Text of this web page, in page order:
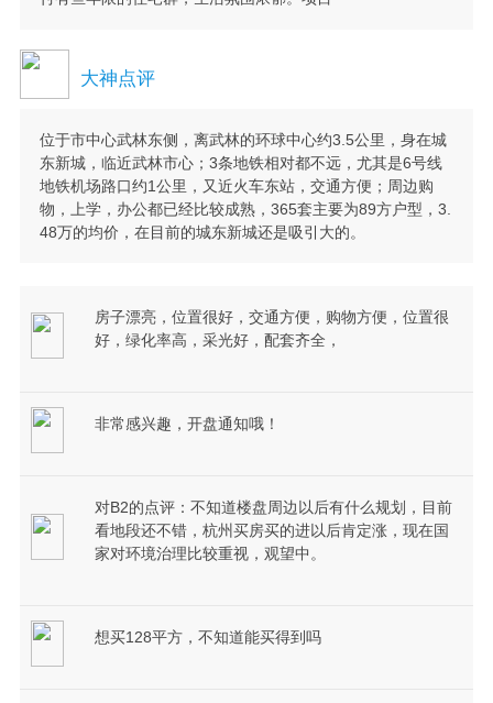
大神点评
位于市中心武林东侧，离武林的环球中心约3.5公里，身在城
东新城，临近武林市心；3条地铁相对都不远，尤其是6号线
地铁机场路口约1公里，又近火车东站，交通方便；周边购
物，上学，办公都已经比较成熟，365套主要为89方户型，3.
48万的均价，在目前的城东新城还是吸引大的。
房子漂亮，位置很好，交通方便，购物方便，位置很
好，绿化率高，采光好，配套齐全，
非常感兴趣，开盘通知哦！
对B2的点评：不知道楼盘周边以后有什么规划，目前
看地段还不错，杭州买房买的进以后肯定涨，现在国
家对环境治理比较重视，观望中。
想买128平方，不知道能买得到吗